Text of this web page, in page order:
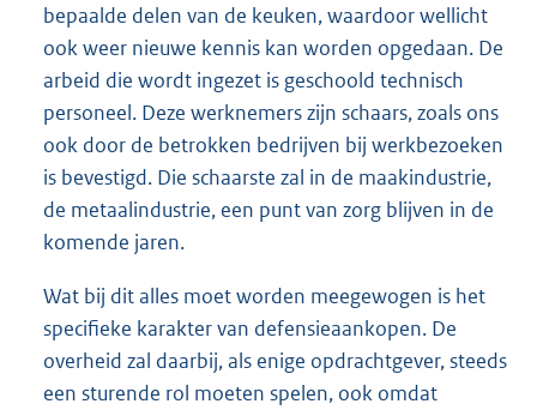
bepaalde delen van de keuken, waardoor wellicht
ook weer nieuwe kennis kan worden opgedaan. De
arbeid die wordt ingezet is geschoold technisch
personeel. Deze werknemers zijn schaars, zoals ons
ook door de betrokken bedrijven bij werkbezoeken
is bevestigd. Die schaarste zal in de maakindustrie,
de metaalindustrie, een punt van zorg blijven in de
komende jaren.
Wat bij dit alles moet worden meegewogen is het
specifieke karakter van defensieaankopen. De
overheid zal daarbij, als enige opdrachtgever, steeds
een sturende rol moeten spelen, ook omdat